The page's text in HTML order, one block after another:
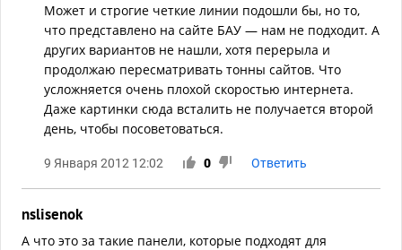
Может и строгие четкие линии подошли бы, но то,
что представлено на сайте БАУ — нам не подходит. А
других вариантов не нашли, хотя перерыла и
продолжаю пересматривать тонны сайтов. Что
усложняется очень плохой скоростью интернета.
Даже картинки сюда всталить не получается второй
день, чтобы посоветоваться.
9 Января 2012 12:02 0 Ответить
nslisenok
А что это за такие панели, которые подходят для